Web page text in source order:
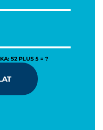
52 PLUS 5 = ?